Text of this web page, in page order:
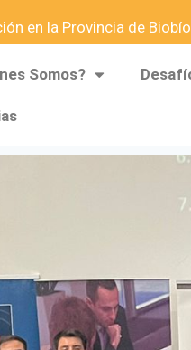
en la Provincia de Biobío
Somos?